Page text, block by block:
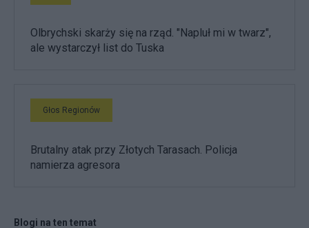
Olbrychski skarży się na rząd. "Napluł mi w twarz",
ale wystarczył list do Tuska
Głos Regionów
Brutalny atak przy Złotych Tarasach. Policja
namierza agresora
Blogi na ten temat